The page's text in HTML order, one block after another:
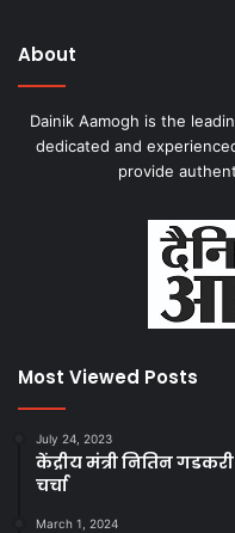
About
Dainik Aamogh is the
dedicated and
provide
Most Viewed Posts
July 24, 2023
केंद्रीय मंत्री नितिन
चर्चा
March 1, 2024